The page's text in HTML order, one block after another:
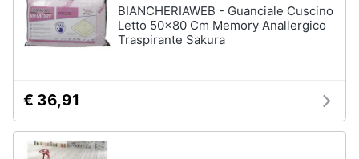
Vedi
tutti
elettrodomestici
Termoventilatore
Termoconvettore
BIANCHERIAWEB - Guanciale Cuscino
Letto 50x80 Cm Memory Anallergico
Traspirante Sakura
€ 36,91